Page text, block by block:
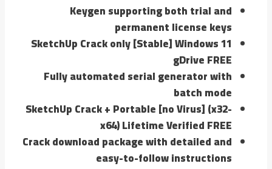
Keygen supporting both trial and
permanent license keys
SketchUp Crack only [Stable] Windows 11
gDrive FREE
Fully automated serial generator with
batch mode
SketchUp Crack + Portable [no Virus] (x32-
x64) Lifetime Verified FREE
Crack download package with detailed and
easy-to-follow instructions